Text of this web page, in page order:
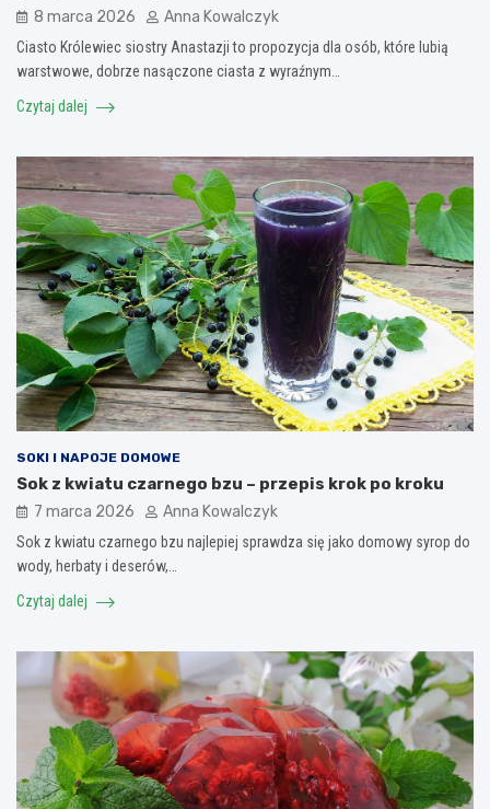
8 marca 2026 Anna Kowalczyk
Ciasto Królewiec siostry Anastazji to propozycja dla osób, które lubią
warstwowe, dobrze nasączone ciasta z wyraźnym…
Czytaj dalej
SOKI I NAPOJE DOMOWE
Sok z kwiatu czarnego bzu – przepis krok po kroku
7 marca 2026 Anna Kowalczyk
Sok z kwiatu czarnego bzu najlepiej sprawdza się jako domowy syrop do
wody, herbaty i deserów,…
Czytaj dalej